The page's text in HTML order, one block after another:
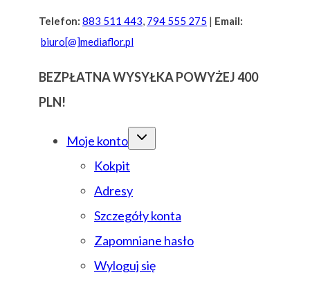
PrzejdźTelefon: 883 511 443, 794 555 275 | Email:
biuro[@]mediaflor.pl
BEZPŁATNA WYSYŁKA POWYŻEJ 400
PLN!
Moje konto
Kokpit
Adresy
Szczegóły konta
Zapomniane hasło
Wyloguj się